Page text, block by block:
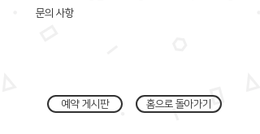
문의 사항
예약 게시판 홈으로 돌아가기